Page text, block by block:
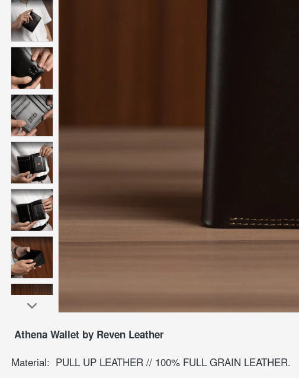
Athena Wallet by Reven Leather
Material: PULL UP LEATHER // 100% FULL GRAIN LEATHER.